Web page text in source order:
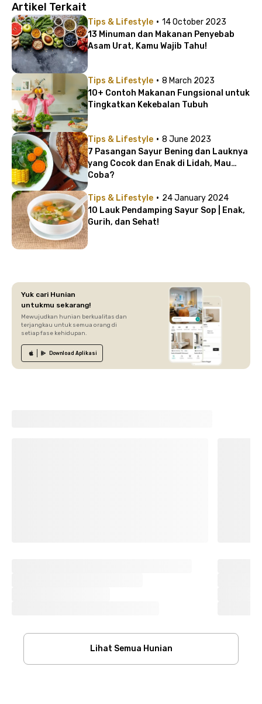
Artikel Terkait
Tips & Lifestyle · 14 October 2023
13 Minuman dan Makanan Penyebab
Asam Urat, Kamu Wajib Tahu!
Tips & Lifestyle · 8 March 2023
10+ Contoh Makanan Fungsional untuk
Tingkatkan Kekebalan Tubuh
Tips & Lifestyle · 8 June 2023
7 Pasangan Sayur Bening dan Lauknya
yang Cocok dan Enak di Lidah, Mau
Coba?
Tips & Lifestyle · 24 January 2024
10 Lauk Pendamping Sayur Sop | Enak,
Gurih, dan Sehat!
Yuk cari Hunian
untukmu sekarang!
Mewujudkan hunian berkualitas dan
terjangkau untuk semua orang di
setiap fase kehidupan.
Download Aplikasi
Lihat Semua Hunian